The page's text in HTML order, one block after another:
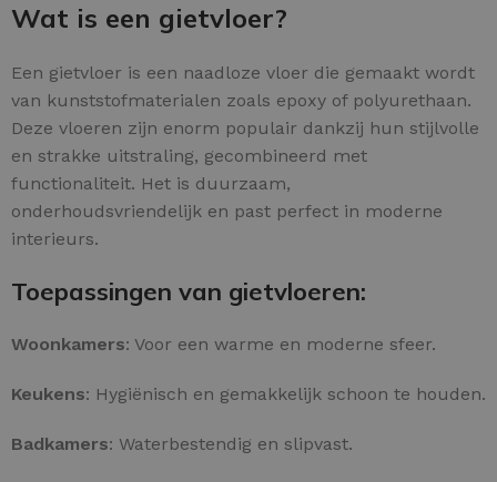
Wat is een gietvloer?
Een gietvloer is een naadloze vloer die gemaakt wordt
van kunststofmaterialen zoals epoxy of polyurethaan.
Deze vloeren zijn enorm populair dankzij hun stijlvolle
en strakke uitstraling, gecombineerd met
functionaliteit. Het is duurzaam,
onderhoudsvriendelijk en past perfect in moderne
interieurs.
Toepassingen van gietvloeren:
Woonkamers: Voor een warme en moderne sfeer.
Keukens: Hygiënisch en gemakkelijk schoon te houden.
Badkamers: Waterbestendig en slipvast.